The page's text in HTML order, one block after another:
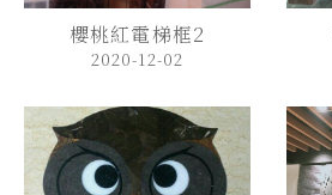
櫻桃紅電梯框2
2020-12-02